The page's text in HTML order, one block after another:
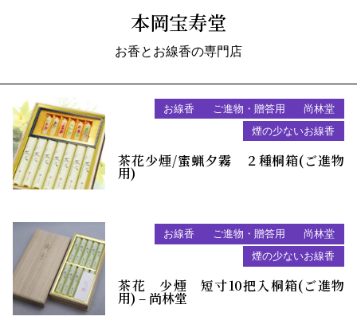
本岡宝寿堂
お香とお線香の専門店
お線香 ご進物・贈答用
尚林堂
煙の少ないお線香
茶花少煙/蜜蝋夕霧 ２種桐箱(ご進物
用)
お線香 ご進物・贈答用
尚林堂
煙の少ないお線香
茶花 少煙 短寸10把入桐箱(ご進物
用) – 尚林堂